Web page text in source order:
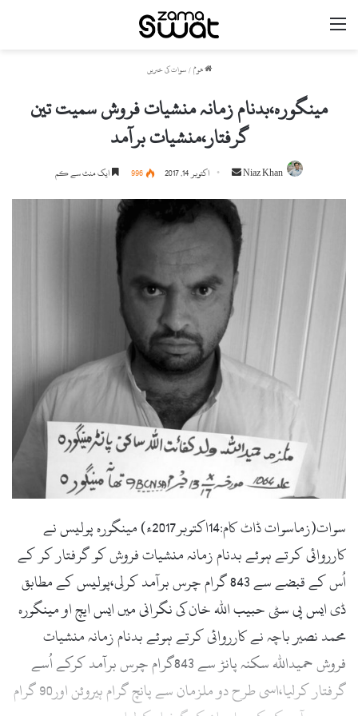
ھوم / سوات کی خبریں
مینگورہ،بدنام زمانہ منشیات فروش سمیت تین
گرفتار،منشیات برآمد
Niaz Khan
n
d
e
m
a
اکتوبر 14, 2017 996 ایک منٹ سے کم
سوات(زماسوات ڈاٹ کام:14اکتوبر2017ء) مینگورہ پولیس نے
کارروائی کرتے ہوئے بدنام زمانہ منشیات فروش کو گرفتار کر کے
اُس کے قبضے سے 843 گرام چرس برآمد کرلی،پولیس کے مطابق
ڈی ایس پی سٹی حبیب اللہ خان کی نگرانی میں ایس ایچ او مینگورہ
محمد نصیر باچہ نے کارروائی کرتے ہوئے بدنام زمانہ منشیات
فروش حمیداللہ سکنہ پانڑ سے 843گرام چرس برآمد کرکے اُسے
گرفتار کرلیا،اسی طرح دو ملزمان سے پانچ گرام ہیروئن اور90 گرام